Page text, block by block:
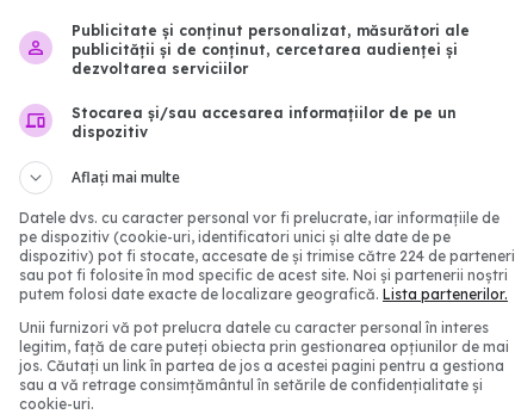
este legată de riscul de leucemie, iar unele studii
sunt corelate cu diferite modele dermatoglifice
palme, tălpi și degetele de la picioare), cum ar fi
sindrom Down, de exemplu, sunt mai predispuși
„Studiul nostru sugerează că aceste tipare ale
în dezvoltare, și oferă o bază solidă pentru a
spus Wang.
Publicitate și conținut personalizat, măsurători ale
publicității și de conținut, cercetarea audienței și
dezvoltarea serviciilor
Stocarea și/sau accesarea informațiilor de pe un
dispozitiv
Aflați mai multe
Datele dvs. cu caracter personal vor fi prelucrate, iar informațiile de
pe dispozitiv (cookie-uri, identificatori unici și alte date de pe
dispozitiv) pot fi stocate, accesate de și trimise către 224 de parteneri
sau pot fi folosite în mod specific de acest site. Noi și partenerii noștri
putem folosi date exacte de localizare geografică. Lista partenerilor.
Unii furnizori vă pot prelucra datele cu caracter personal în interes
legitim, față de care puteți obiecta prin gestionarea opțiunilor de mai
jos. Căutați un link în partea de jos a acestei pagini pentru a gestiona
sau a vă retrage consimțământul în setările de confidențialitate și
cookie-uri.